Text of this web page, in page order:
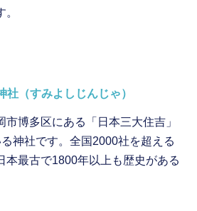
社（すみよしじんじゃ）
市博多区にある「日本三大住吉」
神社です。全国2000社を超える
本最古で1800年以上も歴史がある